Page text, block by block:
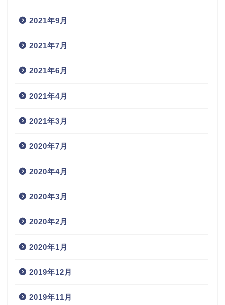
2021年9月
2021年7月
2021年6月
2021年4月
2021年3月
2020年7月
2020年4月
2020年3月
2020年2月
2020年1月
2019年12月
2019年11月